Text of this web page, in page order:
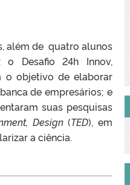
além de quatro alunos
Desafio 24h Innov,
o objetivo de elaborar
de empresários; e
suas pesquisas
Design (TED), em
a ciência.